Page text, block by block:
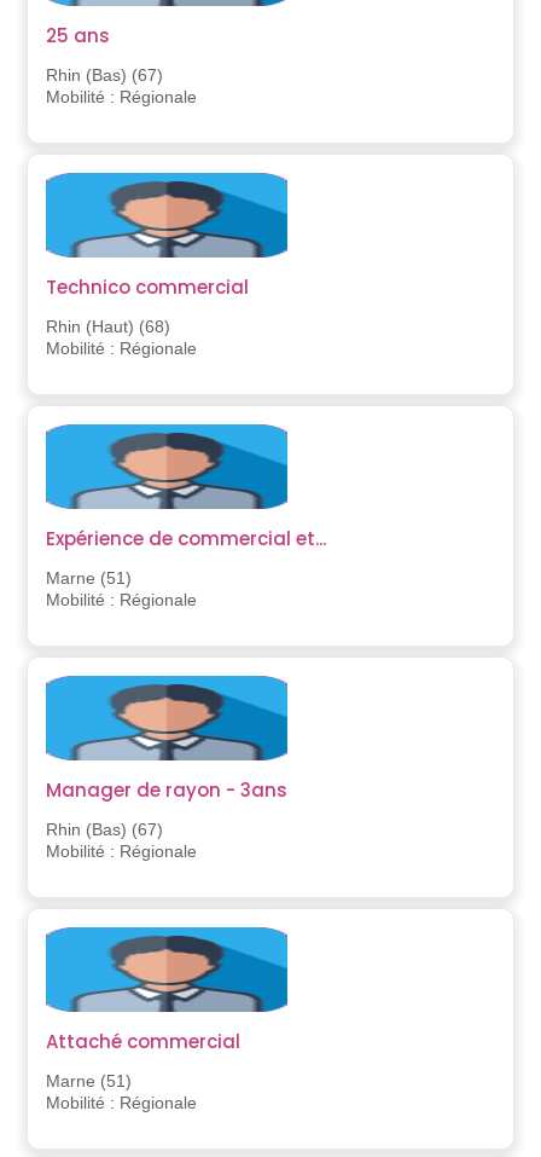
25 ans
Rhin (Bas) (67)
Mobilité : Régionale
Technico commercial
Rhin (Haut) (68)
Mobilité : Régionale
Expérience de commercial et...
Marne (51)
Mobilité : Régionale
Manager de rayon - 3ans
Rhin (Bas) (67)
Mobilité : Régionale
Attaché commercial
Marne (51)
Mobilité : Régionale